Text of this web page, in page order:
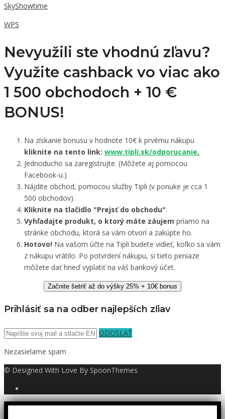
SkyShowtime
WPS
Nevyužili ste vhodnú zľavu?
Využite cashback vo viac ako
1 500 obchodoch + 10 €
BONUS!
Na získanie bonusu v hodnote 10€ k prvému nákupu
kliknite na tento link: www.tipli.sk/odporucanie.
Jednoducho sa zaregistrujte. (Môžete aj pomocou
Facebook-u.)
Nájdite obchod, pomocou služby Tipli (v ponuke je cca 1
500 obchodov).
Kliknite na tlačidlo "Prejsť do obchodu".
Vyhľadajte produkt, o ktorý máte záujem priamo na
stránke obchodu, ktorá sa vám otvorí a zakúpte ho.
Hotovo! Na vašom účte na Tipli budete vidieť, koľko sa vám
z nákupu vrátilo. Po potvrdení nákupu, si tieto peniaze
môžete dať hneď vyplatiť na váš bankový účet.
Začnite šetriť až do výšky 25% + 10€ bonus
Prihlásiť sa na odber najlepších zľiav
ODOSLAŤ
Nezasielame spam
© Designed With Love By SpoonThemes